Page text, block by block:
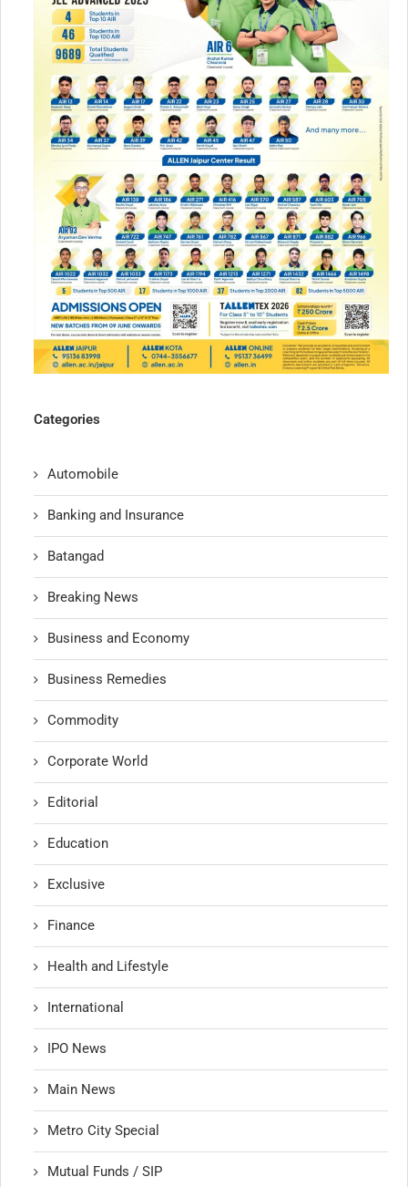
Categories
Automobile
Banking and Insurance
Batangad
Breaking News
Business and Economy
Business Remedies
Commodity
Corporate World
Editorial
Education
Exclusive
Finance
Health and Lifestyle
International
IPO News
Main News
Metro City Special
Mutual Funds / SIP